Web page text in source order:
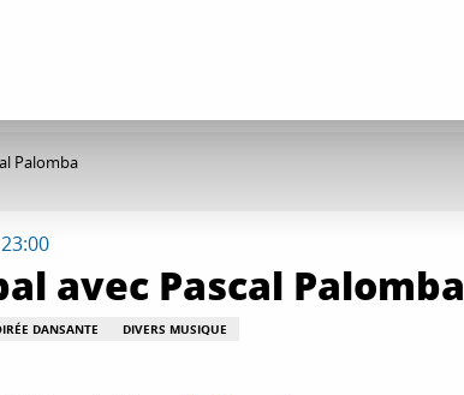
Palomba
avec Pascal Palomba
DANSANTE DIVERS MUSIQUE